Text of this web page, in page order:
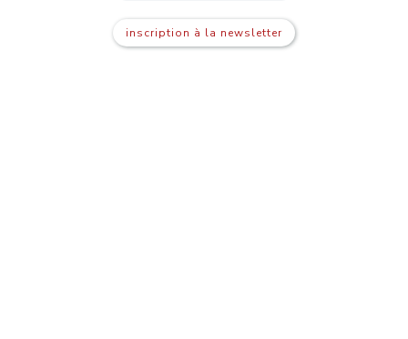
inscription à la newsletter